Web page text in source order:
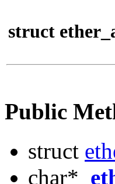
struct
Public
struct
char*